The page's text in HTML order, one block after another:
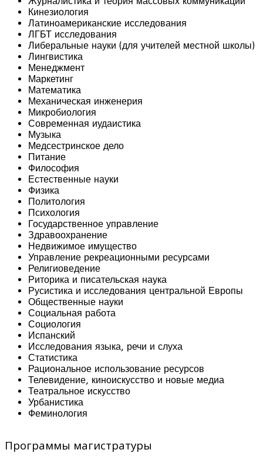
Кинезиология
Латиноамериканские исследования
ЛГБТ исследования
Либеральные науки (для учителей местной школы)
Лингвистика
Менеджмент
Маркетинг
Математика
Механическая инженерия
Микробиология
Современная иудаистика
Музыка
Медсестринское дело
Питание
Философия
Естественные науки
Физика
Политология
Психология
Государственное управление
Здравоохранение
Недвижимое имущество
Управление рекреационными ресурсами
Религиоведение
Риторика и писательская наука
Русистика и исследования центральной Европы
Общественные науки
Социальная работа
Социология
Испанский
Исследования языка, речи и слуха
Статистика
Рациональное использование ресурсов
Телевидение, киноискусство и новые медиа
Театральное искусство
Урбанистика
Феминология
Программы магистратуры